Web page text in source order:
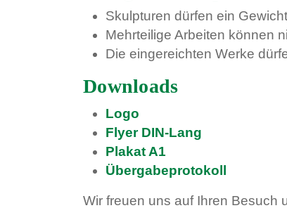
Skulpturen dürfen ein
Mehrteilige Arbeiten können
Die eingereichten Werke
Downloads
Logo
Flyer DIN-Lang
Plakat A1
Übergabeprotokoll
Wir freuen uns auf Ihren Besuch